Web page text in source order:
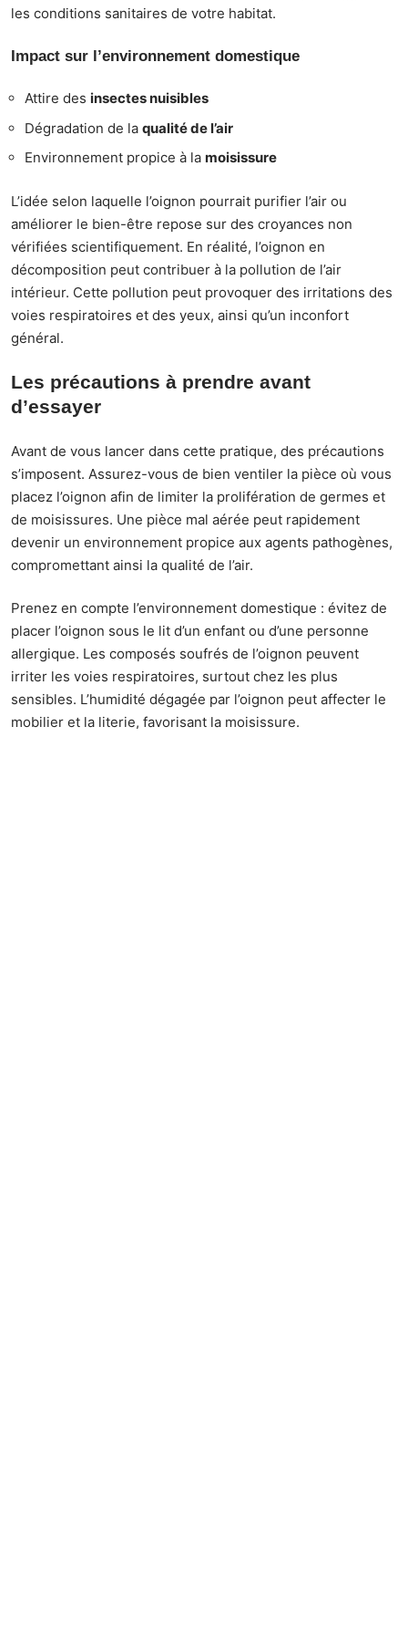
les conditions sanitaires de votre habitat.
Impact sur l’environnement domestique
Attire des insectes nuisibles
Dégradation de la qualité de l’air
Environnement propice à la moisissure
L’idée selon laquelle l’oignon pourrait purifier l’air ou
améliorer le bien-être repose sur des croyances non
vérifiées scientifiquement. En réalité, l’oignon en
décomposition peut contribuer à la pollution de l’air
intérieur. Cette pollution peut provoquer des irritations des
voies respiratoires et des yeux, ainsi qu’un inconfort
général.
Les précautions à prendre avant
d’essayer
Avant de vous lancer dans cette pratique, des précautions
s’imposent. Assurez-vous de bien ventiler la pièce où vous
placez l’oignon afin de limiter la prolifération de germes et
de moisissures. Une pièce mal aérée peut rapidement
devenir un environnement propice aux agents pathogènes,
compromettant ainsi la qualité de l’air.
Prenez en compte l’environnement domestique : évitez de
placer l’oignon sous le lit d’un enfant ou d’une personne
allergique. Les composés soufrés de l’oignon peuvent
irriter les voies respiratoires, surtout chez les plus
sensibles. L’humidité dégagée par l’oignon peut affecter le
mobilier et la literie, favorisant la moisissure.